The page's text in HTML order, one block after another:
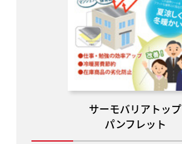
サーモバリアトップ
パンフレット